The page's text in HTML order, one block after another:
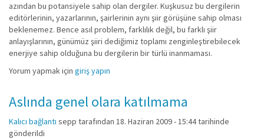
azından bu potansiyele sahip olan dergiler. Kuşkusuz bu dergilerin
editörlerinin, yazarlarının, şairlerinin aynı şiir görüşüne sahip olması
beklenemez. Bence asıl problem, farklılık değil, bu farklı şiir
anlayışlarının, günümüz şiiri dediğimiz toplamı zenginleştirebilecek
enerjiye sahip olduğuna bu dergilerin bir türlü inanmaması.
Yorum yapmak için giriş yapın
Aslında genel olara katılmama
Kalıcı bağlantı sepp tarafından 18. Haziran 2009 - 15:44 tarihinde
gönderildi